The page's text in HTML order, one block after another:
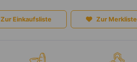
Zur Einkaufsliste Zur Merkliste